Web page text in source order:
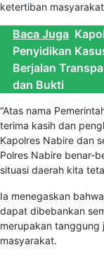
ketertiban
Baca Juga
Penyidikan
Berjalan
dan Bukti
“Atas nama
terima kasih dan
Kapolres Nabire dan
Polres Nabire benar-
situasi daerah kita
Ia menegaskan
dapat dibebankan
merupakan tanggung
masyarakat.